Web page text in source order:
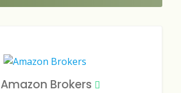
Amazon Brokers